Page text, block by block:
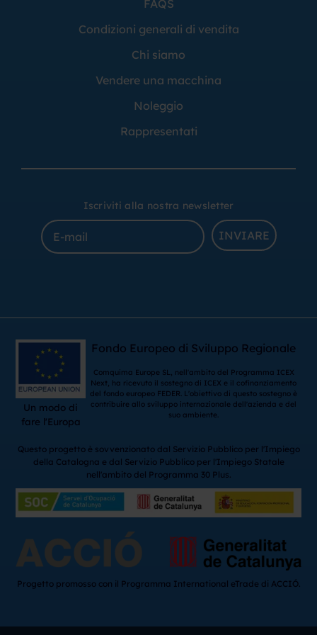
FAQS
Condizioni generali di vendita
Chi siamo
Vendere una macchina
Noleggio
Rappresentati
Iscriviti alla nostra newsletter
INVIARE
Un modo di
fare l'Europa
Fondo Europeo di Sviluppo Regionale
Comquima Europe SL, nell'ambito del Programma ICEX
Next, ha ricevuto il sostegno di ICEX e il cofinanziamento
del fondo europeo FEDER. L'obiettivo di questo sostegno è
contribuire allo sviluppo internazionale dell'azienda e del
suo ambiente.
Questo progetto è sovvenzionato dal Servizio Pubblico per l'Impiego
della Catalogna e dal Servizio Pubblico per l'Impiego Statale
nell'ambito del Programma 30 Plus.
Progetto promosso con il Programma International eTrade di ACCIÓ.